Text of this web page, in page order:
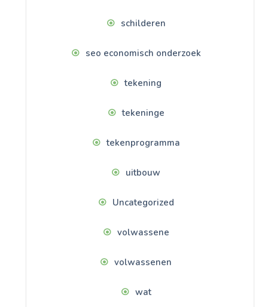
schilderen
seo economisch onderzoek
tekening
tekeninge
tekenprogramma
uitbouw
Uncategorized
volwassene
volwassenen
wat